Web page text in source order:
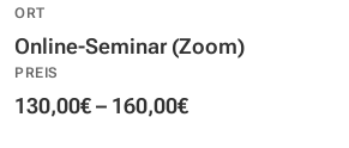
ORT
Online-Seminar (Zoom)
PREIS
130,00€ – 160,00€